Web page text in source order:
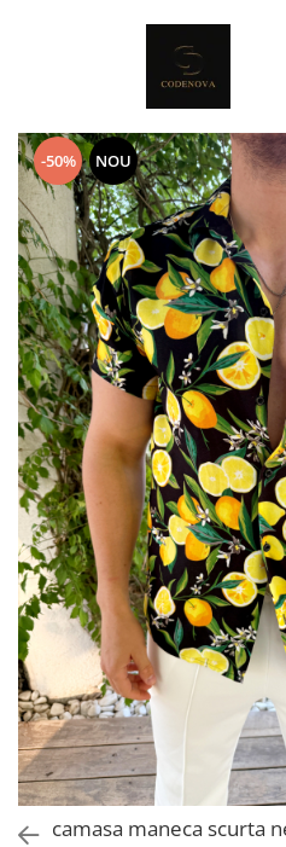
-50% NOU
camasa maneca scurta